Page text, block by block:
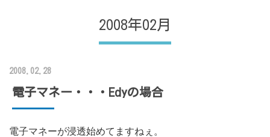
2008年02月
2008.02.28
電子マネー・・・Edyの場合
電子マネーが浸透始めてますねぇ。